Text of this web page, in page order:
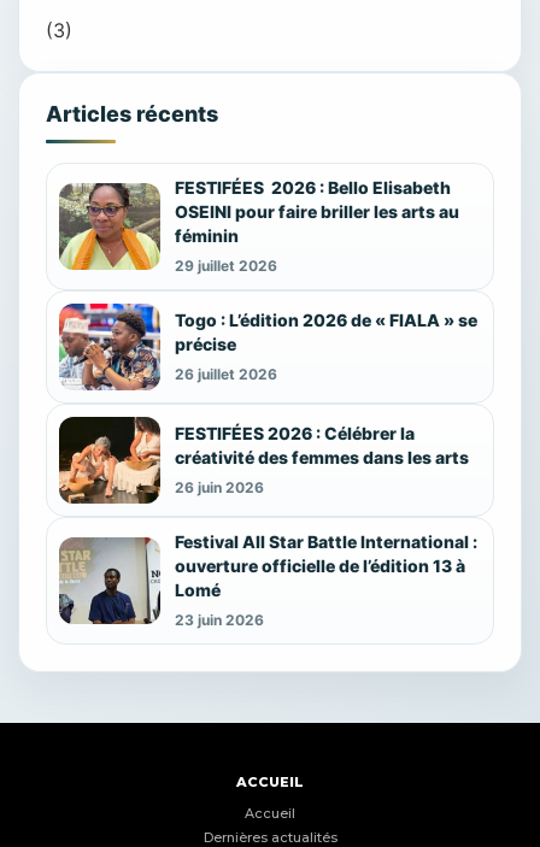
(3)
Articles récents
FESTIFÉES 2026 : Bello Elisabeth
OSEINI pour faire briller les arts au
féminin
29 juillet 2026
Togo : L’édition 2026 de « FIALA » se
précise
26 juillet 2026
FESTIFÉES 2026 : Célébrer la
créativité des femmes dans les arts
26 juin 2026
Festival All Star Battle International :
ouverture officielle de l’édition 13 à
Lomé
23 juin 2026
ACCUEIL
Accueil
Dernières actualités